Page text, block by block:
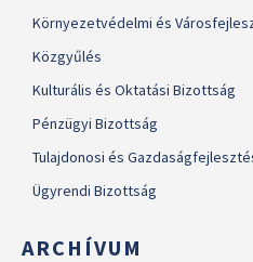
Környezetvédelmi és
Közgyűlés
Kulturális és Oktatási Bizottság
Pénzügyi Bizottság
Tulajdonosi és
Ügyrendi Bizottság
ARCHÍVUM